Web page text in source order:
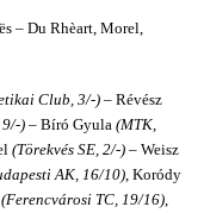
– Du Rhèart, Morel,
Club, 3/-) – Révész
9/-) – Bíró Gyula (MTK,
(Törekvés SE, 2/-) – Weisz
AK, 16/10), Koródy
(Ferencvárosi TC, 19/16),